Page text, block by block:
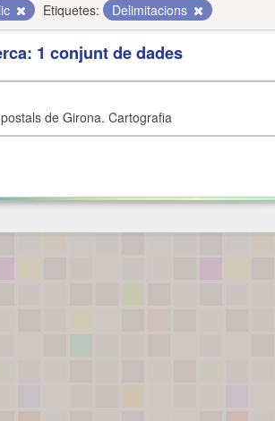
Etiquetes: Delimitacions
1 conjunt de dades
de Girona. Cartografia